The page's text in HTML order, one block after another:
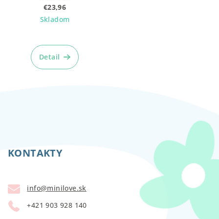
€23,96
Skladom
Detail
KONTAKTY
info@minilove.sk
+421 903 928 140